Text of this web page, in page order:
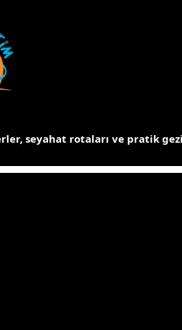
seyahat rotaları ve pratik